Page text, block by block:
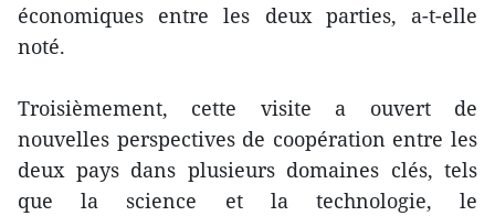
économiques entre les deux parties, a-t-elle
noté.
Troisièmement, cette visite a ouvert de
nouvelles perspectives de coopération entre les
deux pays dans plusieurs domaines clés, tels
que la science et la technologie, le